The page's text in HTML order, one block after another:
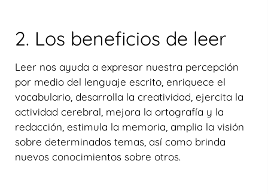
2. Los beneficios de leer
Leer nos ayuda a expresar nuestra percepción
por medio del lenguaje escrito, enriquece el
vocabulario, desarrolla la creatividad, ejercita la
actividad cerebral, mejora la ortografía y la
redacción, estimula la memoria, amplia la visión
sobre determinados temas, así como brinda
nuevos conocimientos sobre otros.